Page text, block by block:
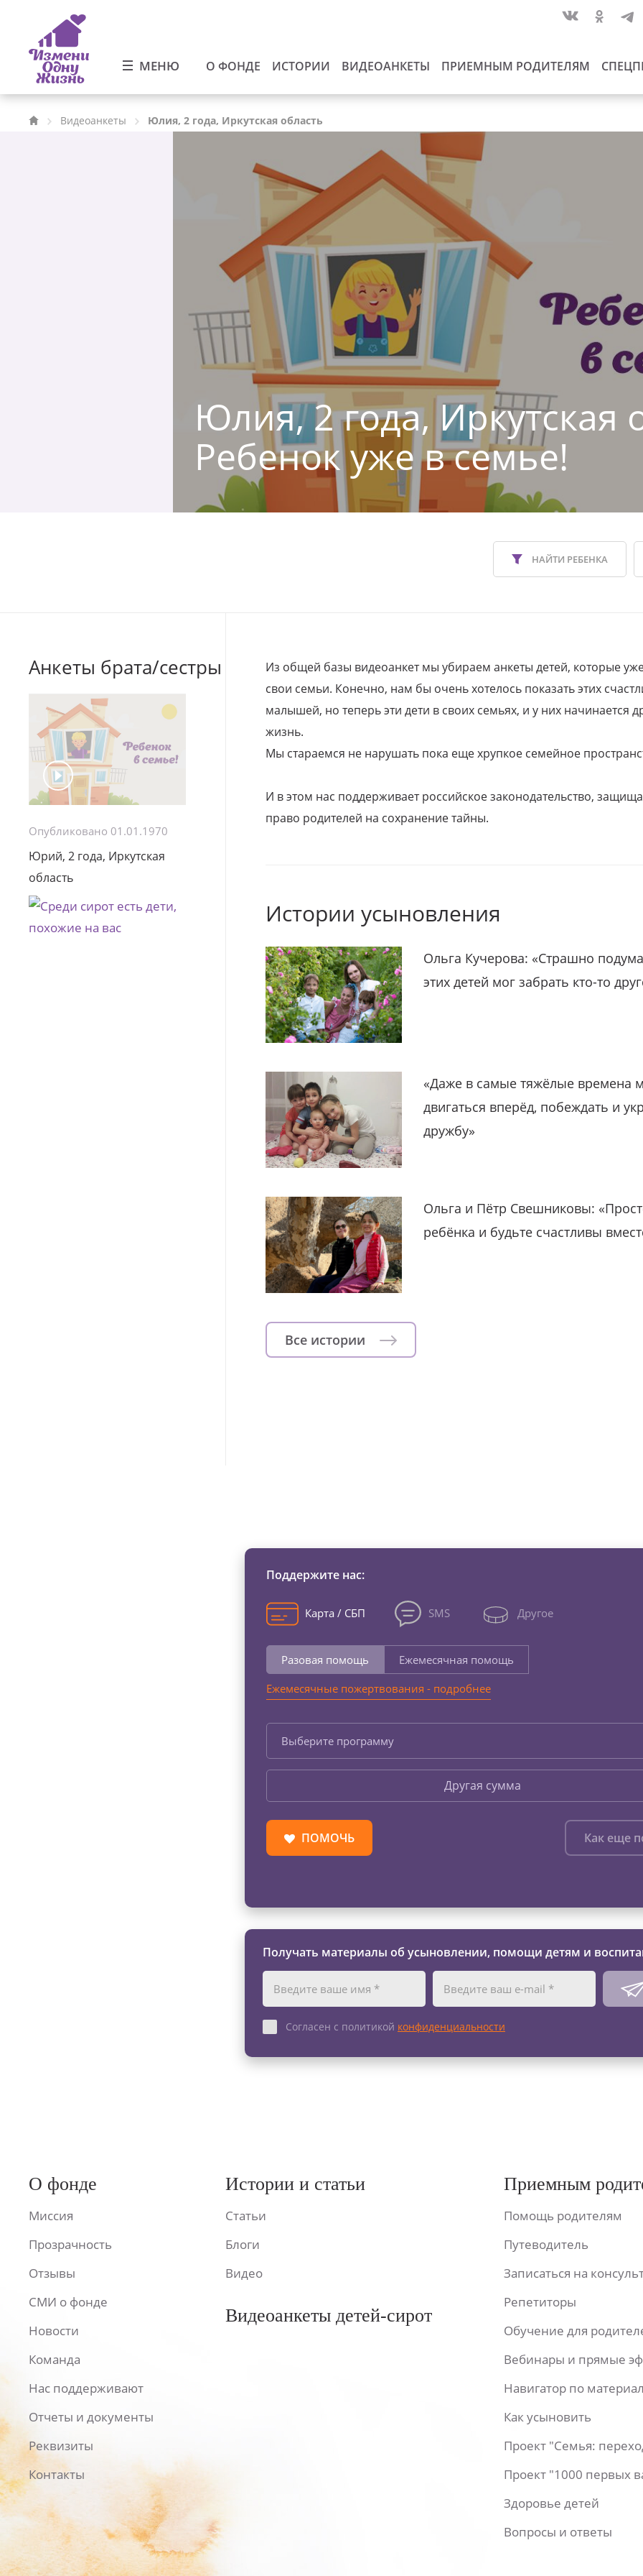
МЕНЮ О ФОНДЕ ИСТОРИИ ВИДЕОАНКЕТЫ ПРИЕМНЫМ РОДИТЕЛЯМ
Видеоанкеты Юлия, 2 года, Иркутская область
Юлия, 2 года, Иркутская
Ребенок уже в семье!
НАЙТИ РЕБЕНКА
Анкеты брата/сестры
Опубликовано 01.01.1970
Юрий, 2 года, Иркутская
область
Из общей базы видеоанкет мы убираем анкеты детей, которые
свои семьи. Конечно, нам бы очень хотелось показать этих
малышей, но теперь эти дети в своих семьях, и у них начинается
жизнь.
Мы стараемся не нарушать пока еще хрупкое семейное
И в этом нас поддерживает российское законодательство,
право родителей на сохранение тайны.
Истории усыновления
Ольга Кучерова: «Страшно
этих детей мог забрать кто-то
«Даже в самые тяжёлые времена
двигаться вперёд, побеждать и
дружбу»
Ольга и Пётр Свешниковы:
ребёнка и будьте счастливы
Все истории
Поддержите нас:
Карта / СБП SMS Другое
Разовая помощь
Ежемесячная помощь
Ежемесячные пожертвования - подробнее
Выберите программу
Другая сумма
ПОМОЧЬ Как еще
Получать материалы об усыновлении, помощи детям и
Согласен с политикой конфиденциальности
О фонде
Миссия
Прозрачность
Отзывы
СМИ о фонде
Новости
Команда
Нас поддерживают
Отчеты и документы
Реквизиты
Контакты
Истории и статьи
Статьи
Блоги
Видео
Видеоанкеты детей-сирот
Приемным
Помощь родителям
Путеводитель
Записаться на
Репетиторы
Обучение для
Вебинары и прямые
Навигатор по
Как усыновить
Проект "Семья:
Проект "1000 первых
Здоровье детей
Вопросы и ответы